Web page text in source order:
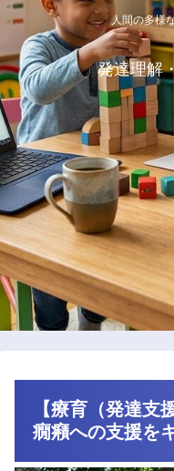
人間の多様
発達理解
【療育（発達支
癇癪への支援を